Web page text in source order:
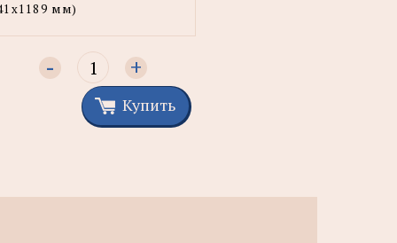
мм)
- +
Купить